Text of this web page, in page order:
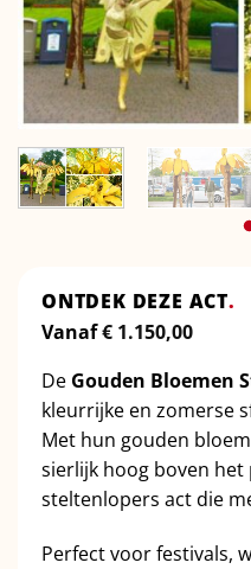
ONTDEK DEZE ACT.
Vanaf€ 1.150,00
De Gouden Bloemen
kleurrijke en zomerse
Met hun gouden
sierlijk hoog boven het
steltenlopers act die
Perfect voor festivals,